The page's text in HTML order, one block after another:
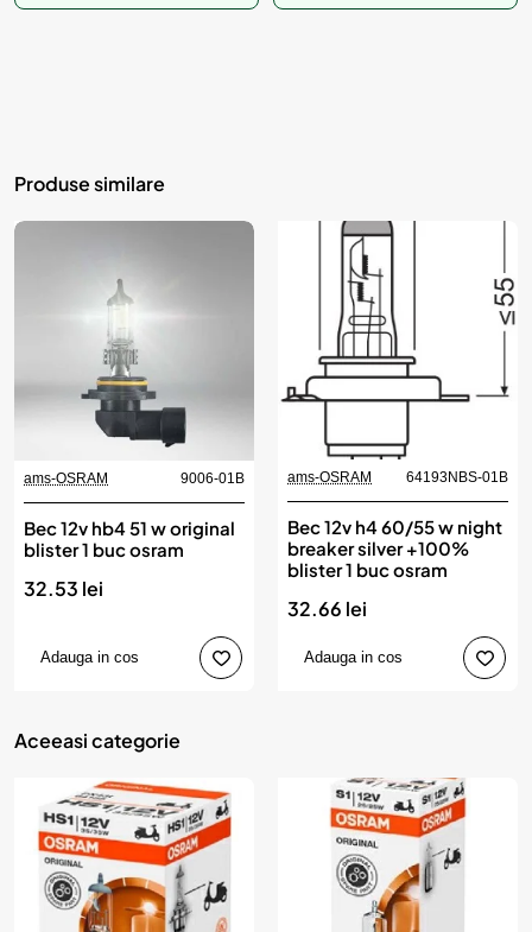
Produse similare
ams-OSRAM 9006-01B
Bec 12v hb4 51 w original
blister 1 buc osram
32.53 lei
Adauga in cos
ams-OSRAM 64193NBS-01B
Bec 12v h4 60/55 w night
breaker silver +100%
blister 1 buc osram
32.66 lei
Adauga in cos
Aceeasi categorie